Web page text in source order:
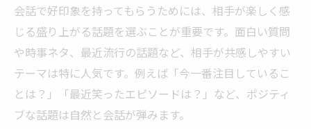
会話で好印象を持ってもらうためには、相手が楽しく感
じる盛り上がる話題を選ぶことが重要です。面白い質問
や時事ネタ、最近流行の話題など、相手が共感しやすい
テーマは特に人気です。例えば「今一番注目しているこ
とは？」「最近笑ったエピソードは？」など、ポジティ
ブな話題は自然と会話が弾みます。